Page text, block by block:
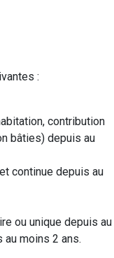
:
contribution
bâties) depuis au
continue depuis au
ou unique depuis au
moins 2 ans.